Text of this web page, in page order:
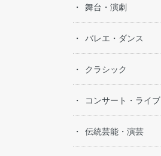
舞台・演劇
バレエ・ダンス
クラシック
コンサート・ライブ
伝統芸能・演芸